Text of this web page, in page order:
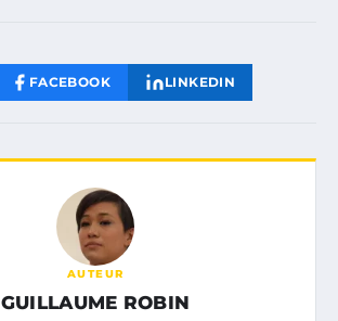
FACEBOOK LINKEDIN
AUTEUR
GUILLAUME ROBIN